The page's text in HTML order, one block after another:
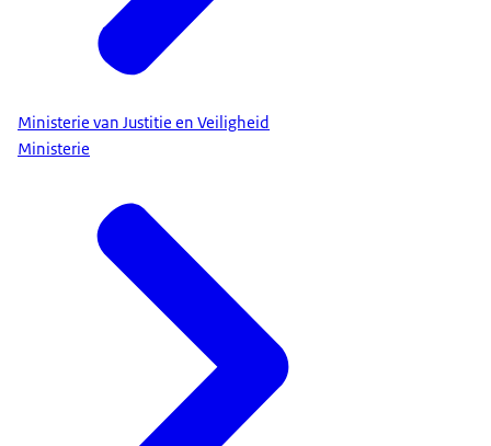
Ministerie van Justitie en Veiligheid
Ministerie